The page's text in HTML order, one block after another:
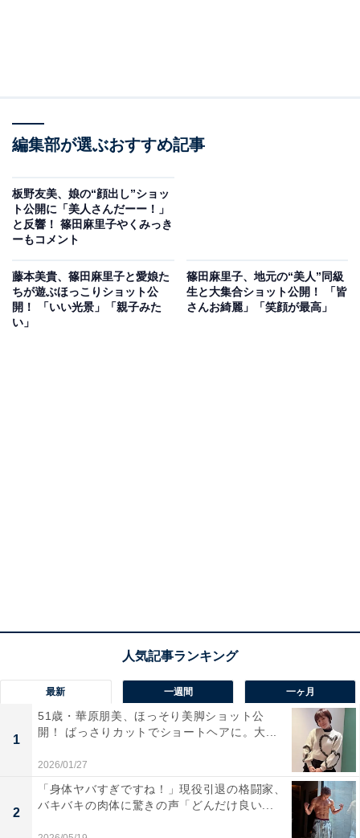
編集部が選ぶおすすめ記事
板野友美、娘の“顔出し”ショッ
ト公開に「美人さんだーー！」
と反響！ 篠田麻里子やくみっき
ーもコメント
藤本美貴、篠田麻里子と愛娘た
ちが遊ぶほっこりショット公
開！ 「いい光景」「親子みた
い」
篠田麻里子、地元の“美人”同級
生と大集合ショット公開！ 「皆
さんお綺麗」「笑顔が最高」
最新 一週間 一ヶ月
1
51歳・華原朋美、ほっそり美脚ショット公
開！ ばっさりカットでショートヘアに。大...
2026/01/27
2
「身体ヤバすぎですね！」現役引退の格闘家、
バキバキの肉体に驚きの声「どんだけ良い...